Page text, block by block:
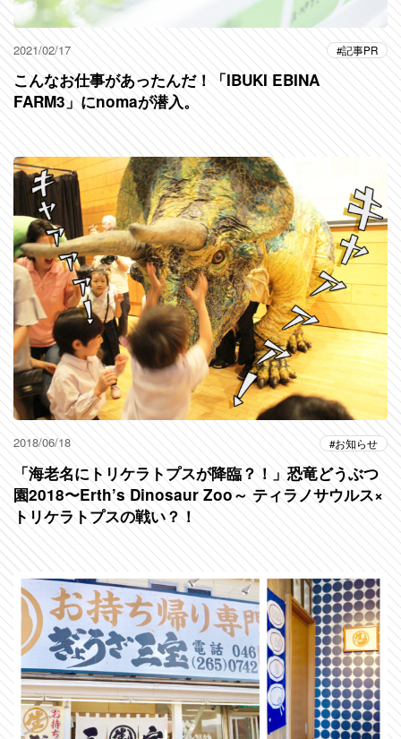
2021/02/17 記事PR
こんなお仕事があったんだ！「IBUKI EBINA
FARM3」にnomaが潜入。
2018/06/18 お知らせ
「海老名にトリケラトプスが降臨？！」恐竜どうぶつ
園2018〜Erth’s Dinosaur Zoo～ ティラノサウルス×
トリケラトプスの戦い？！